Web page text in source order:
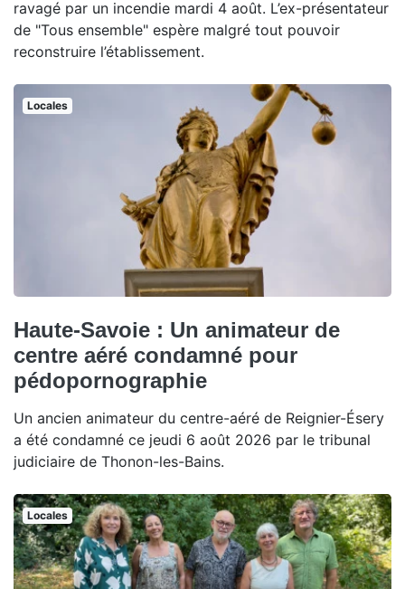
ravagé par un incendie mardi 4 août. L’ex-présentateur
de "Tous ensemble" espère malgré tout pouvoir
reconstruire l’établissement.
Locales
Haute-Savoie : Un animateur de
centre aéré condamné pour
pédopornographie
Un ancien animateur du centre-aéré de Reignier-Ésery
a été condamné ce jeudi 6 août 2026 par le tribunal
judiciaire de Thonon-les-Bains.
Locales